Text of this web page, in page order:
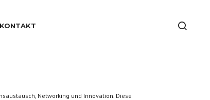
KONTAKT
Networking und Innovation. Diese